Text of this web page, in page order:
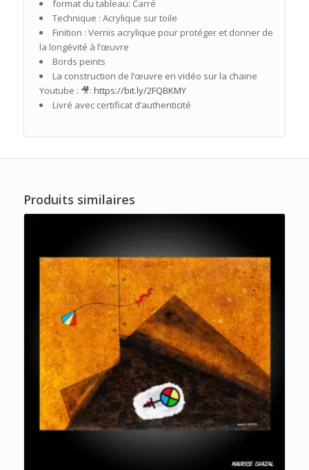
format du tableau: Carré
Technique : Acrylique sur toile
Finition : Vernis acrylique pour protéger et donner de
la longévité à l’œuvre
Bords peints
La construction de l’œuvre en vidéo sur la chaine
Youtube : 🎥: https://bit.ly/2FQBKMY
Livré avec certificat d’authenticité
Produits similaires